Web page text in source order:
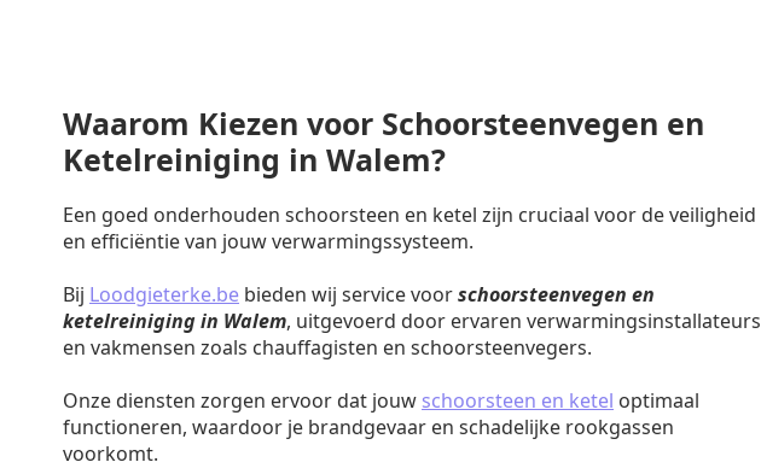
Waarom Kiezen voor Schoorsteenvegen en
Ketelreiniging in Walem?
Een goed onderhouden schoorsteen en ketel zijn cruciaal voor de veiligheid
en efficiëntie van jouw verwarmingssysteem.
Bij Loodgieterke.be bieden wij service voorschoorsteenvegen en
ketelreiniging in Walem, uitgevoerd door ervaren verwarmingsinstallateurs
en vakmensen zoals chauffagisten en schoorsteenvegers.
Onze diensten zorgen ervoor dat jouw schoorsteen en ketel optimaal
functioneren, waardoor je brandgevaar en schadelijke rookgassen
voorkomt.